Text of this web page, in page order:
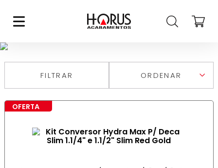
FILTRAR
MAIS VENDIDOS
MAIOR PREÇO
MENOR PREÇO
OFERTA